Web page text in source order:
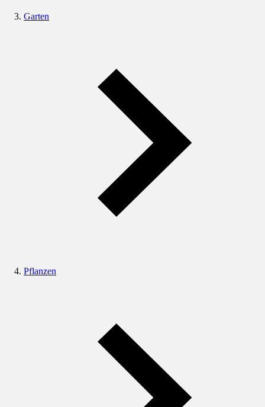
Garten
Pflanzen